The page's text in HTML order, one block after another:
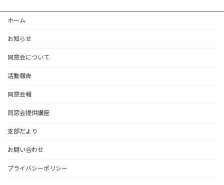
ホーム
お知らせ
同窓会について
活動報告
同窓会報
同窓会提供講座
支部だより
お問い合わせ
プライバシーポリシー